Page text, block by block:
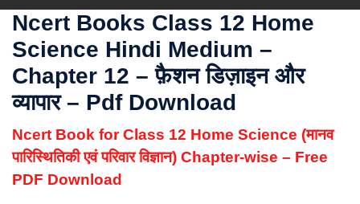
Ncert Books Class 12 Home
Science Hindi Medium –
Chapter 12 – फ़ैशन डिज़ाइन और
व्यापार – Pdf Download
Ncert Book for Class 12 Home Science (मानव
पारिस्थितिकी एवं परिवार विज्ञान) Chapter-wise – Free
PDF Download